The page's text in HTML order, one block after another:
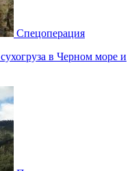
Спецоперация
в Черном море и